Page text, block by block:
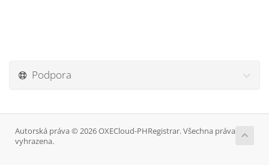
Podpora
Autorská práva © 2026 OXECloud-PHRegistrar. Všechna práva
vyhrazena.